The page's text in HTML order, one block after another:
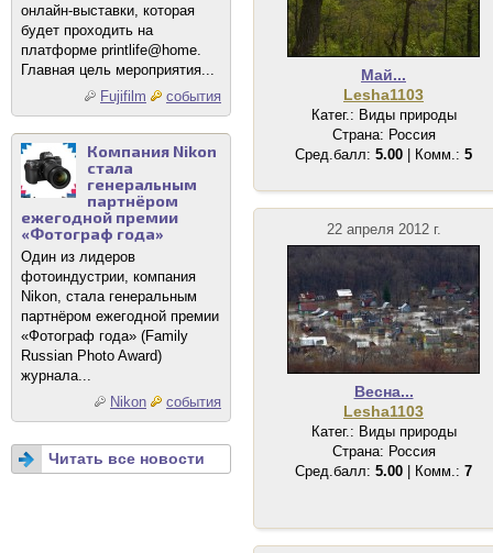
онлайн-выставки, которая
будет проходить на
платформе printlife@home.
Главная цель мероприятия...
Fujifilm
события
Компания Nikon
стала
генеральным
партнёром
ежегодной премии
«Фотограф года»
Один из лидеров
фотоиндустрии, компания
Nikon, стала генеральным
партнёром ежегодной премии
«Фотограф года» (Family
Russian Photo Award)
журнала...
Nikon
события
Читать все новости
Май...
Lesha1103
Катег.: Виды природы
Страна: Россия
Сред.балл: 5.00 | Комм.: 5
22 апреля 2012 г.
Весна...
Lesha1103
Катег.: Виды природы
Страна: Россия
Сред.балл: 5.00 | Комм.: 7